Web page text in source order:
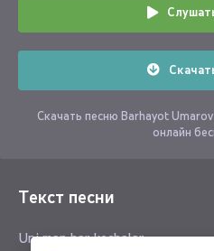
Скачать песню Barhayot
онлайн
Текст песни
Uni man har kechalar